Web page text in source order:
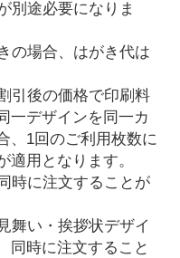
別途必要になりま
の場合、はがき代は
引後の価格で印刷料
一デザインを同一カ
、1回のご利用枚数に
適用となります。
時に注文することが
舞い・挨拶状デザイ
同時に注文すること